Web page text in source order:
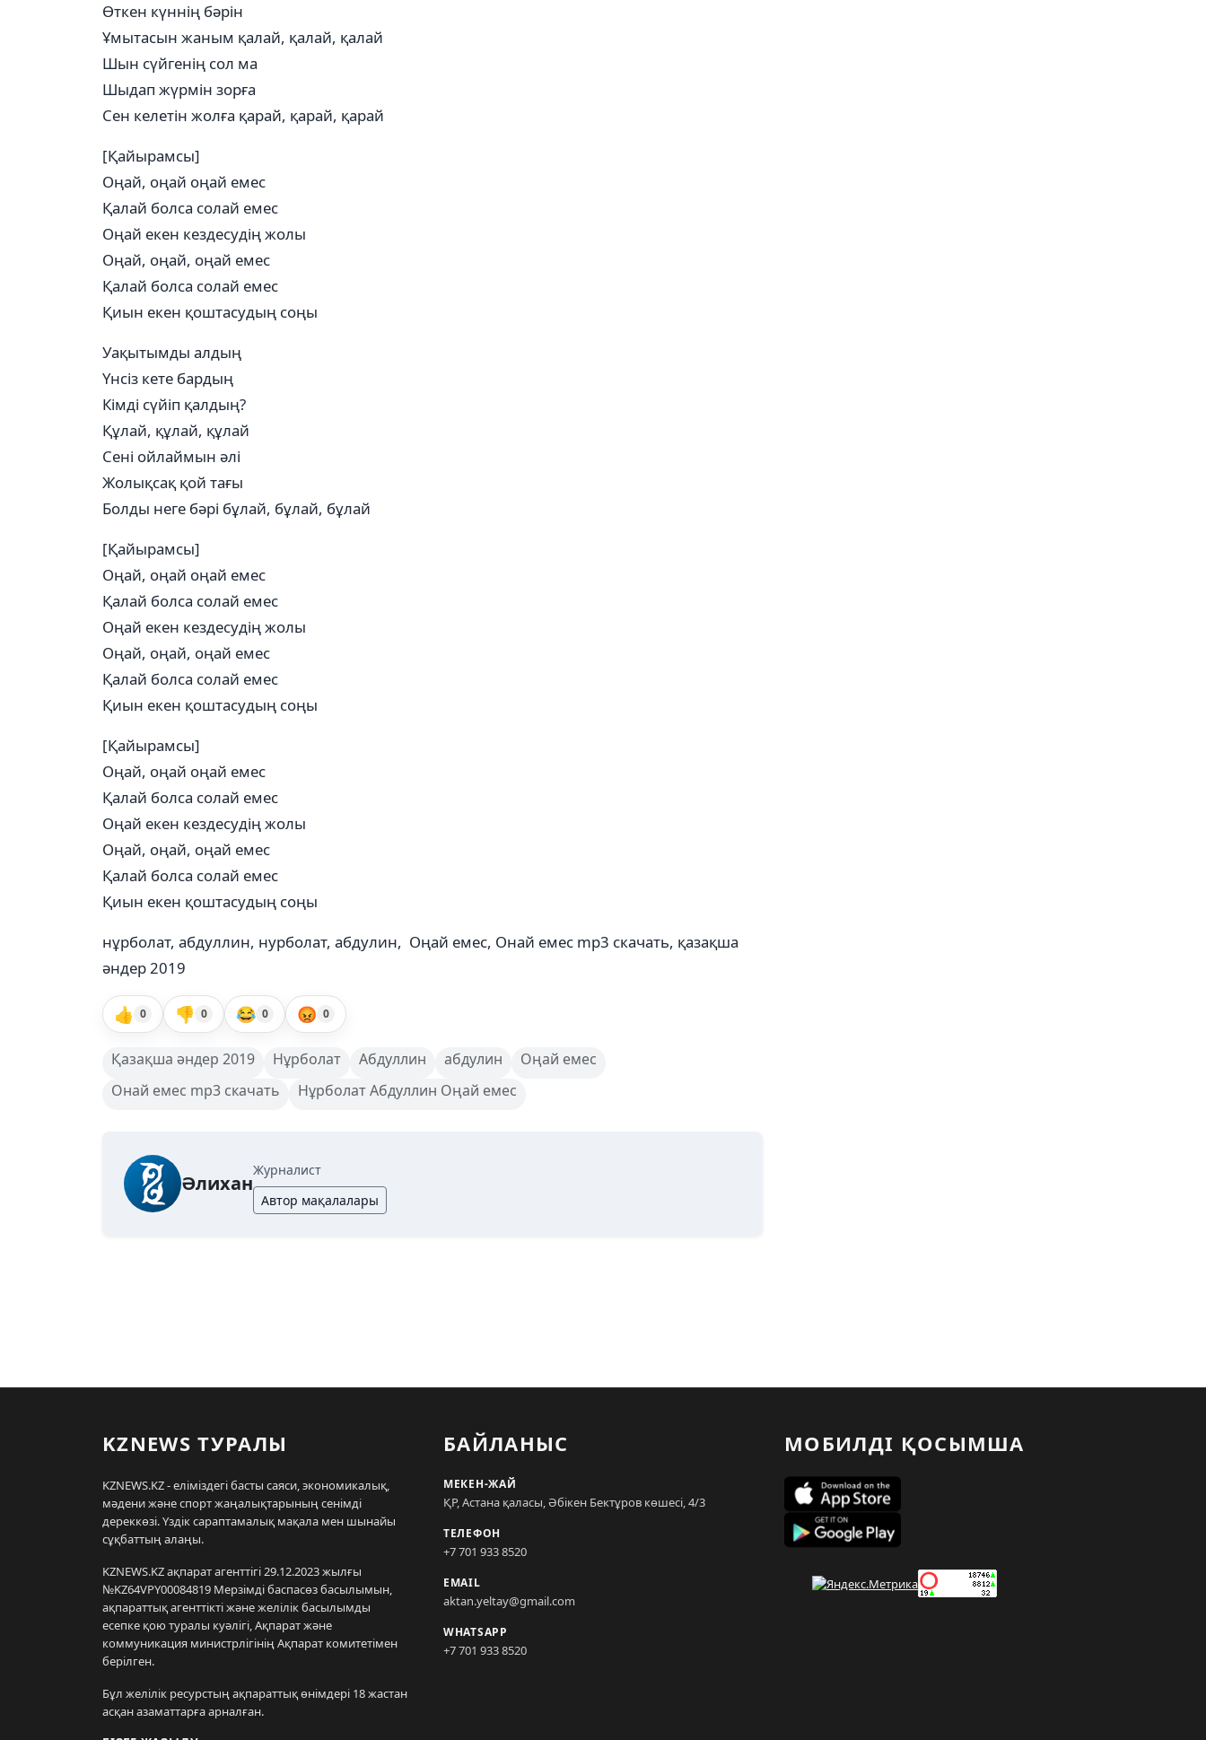
Өткен күннің бәрін
Ұмытасын жаным қалай, қалай, қалай
Шын сүйгенің сол ма
Шыдап жүрмін зорға
Сен келетін жолға қарай, қарай, қарай
[Қайырамсы]
Оңай, оңай оңай емес
Қалай болса солай емес
Оңай екен кездесудің жолы
Оңай, оңай, оңай емес
Қалай болса солай емес
Қиын екен қоштасудың соңы
Уақытымды алдың
Үнсіз кете бардың
Кімді сүйіп қалдың?
Құлай, құлай, құлай
Сені ойлаймын әлі
Жолықсақ қой тағы
Болды неге бәрі бұлай, бұлай, бұлай
[Қайырамсы]
Оңай, оңай оңай емес
Қалай болса солай емес
Оңай екен кездесудің жолы
Оңай, оңай, оңай емес
Қалай болса солай емес
Қиын екен қоштасудың соңы
[Қайырамсы]
Оңай, оңай оңай емес
Қалай болса солай емес
Оңай екен кездесудің жолы
Оңай, оңай, оңай емес
Қалай болса солай емес
Қиын екен қоштасудың соңы
нұрболат, абдуллин, нурболат, абдулин, Оңай емес, Онай емес mp3 скачать, қазақша
әндер 2019
👍 0 👎 0 😂 0 😡 0
Қазақша әндер 2019 Нұрболат Абдуллин абдулин
Оңай емес
Онай емес mp3 скачать
Нұрболат Абдуллин Оңай емес
Әлихан
Журналист
Автор мақалалары
KZNEWS ТУРАЛЫ
KZNEWS.KZ - еліміздегі басты саяси, экономикалық,
мәдени және спорт жаңалықтарының сенімді
дереккөзі. Үздік сараптамалық мақала мен шынайы
сұқбаттың алаңы.
KZNEWS.KZ ақпарат агенттігі 29.12.2023 жылғы
№KZ64VPY00084819 Мерзімді баспасөз басылымын,
ақпараттық агенттікті және желілік басылымды
есепке қою туралы куәлігі, Ақпарат және
коммуникация министрлігінің Ақпарат комитетімен
берілген.
Бұл желілік ресурстың ақпараттық өнімдері 18 жастан
асқан азаматтарға арналған.
БАЙЛАНЫС
МЕКЕН-ЖАЙ
ҚР, Астана қаласы, Әбікен Бектұров көшесі, 4/3
ТЕЛЕФОН
+7 701 933 8520
EMAIL
aktan.yeltay@gmail.com
WHATSAPP
+7 701 933 8520
МОБИЛДІ ҚОСЫМША